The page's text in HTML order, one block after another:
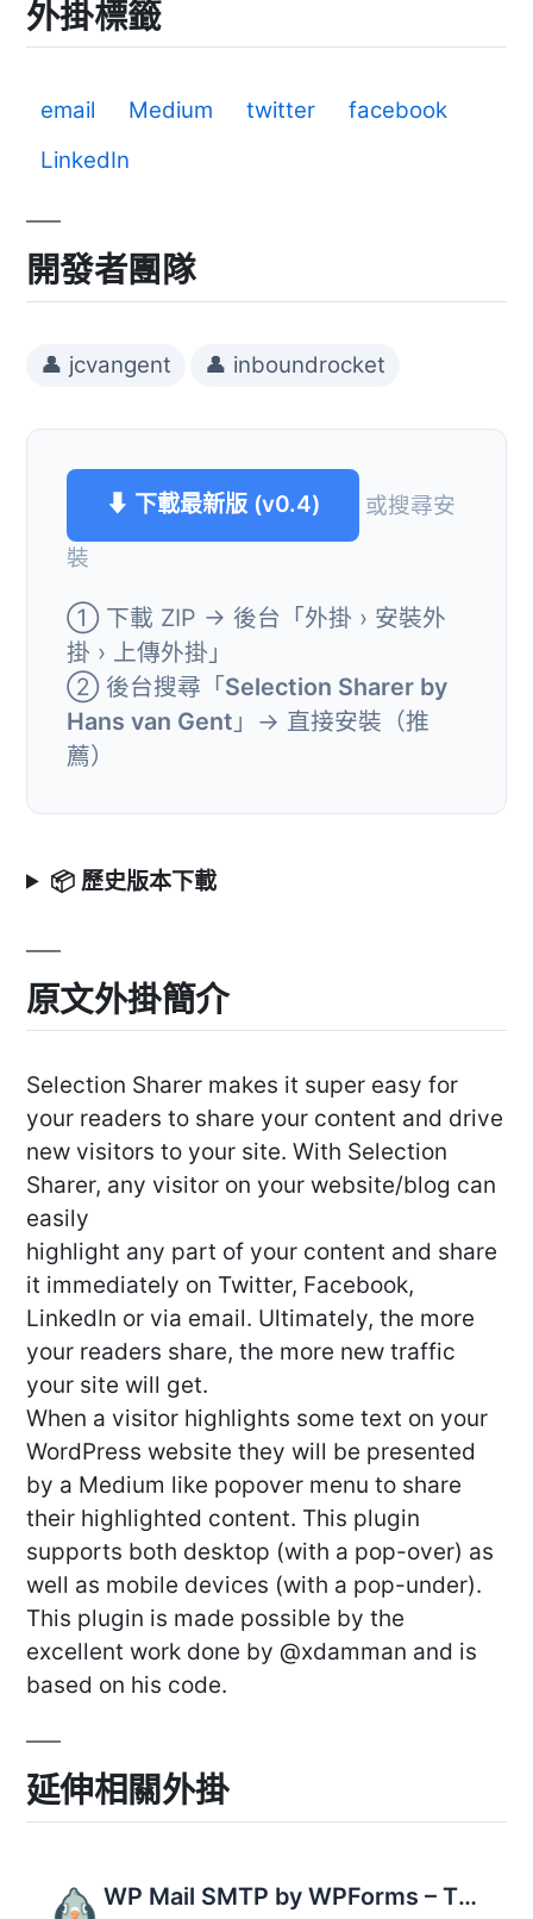
外掛標籤
email Medium twitter
facebook
LinkedIn
開發者團隊
👤 jcvangent 👤 inboundrocket
⬇ 下載最新版 (v0.4)
或搜尋安
裝
① 下載 ZIP → 後台「外掛 › 安裝外
掛 › 上傳外掛」
② 後台搜尋「Selection Sharer by
Hans van Gent 」→ 直接安裝（推
薦）
📦 歷史版本下載
原文外掛簡介
Selection Sharer makes it super easy for
your readers to share your content and drive
new visitors to your site. With Selection
Sharer, any visitor on your website/blog can
easily
highlight any part of your content and share
it immediately on Twitter, Facebook,
LinkedIn or via email. Ultimately, the more
your readers share, the more new traffic
your site will get.
When a visitor highlights some text on your
WordPress website they will be presented
by a Medium like popover menu to share
their highlighted content. This plugin
supports both desktop (with a pop-over) as
well as mobile devices (with a pop-under).
This plugin is made possible by the
excellent work done by @xdamman and is
based on his code.
延伸相關外掛
WP Mail SMTP by WPForms – The Most Popular SMTP and Email Log Plugin